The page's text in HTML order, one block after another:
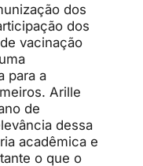
dos
dos
vacinação
para a
Arille
de
dessa
acadêmica e
o que o